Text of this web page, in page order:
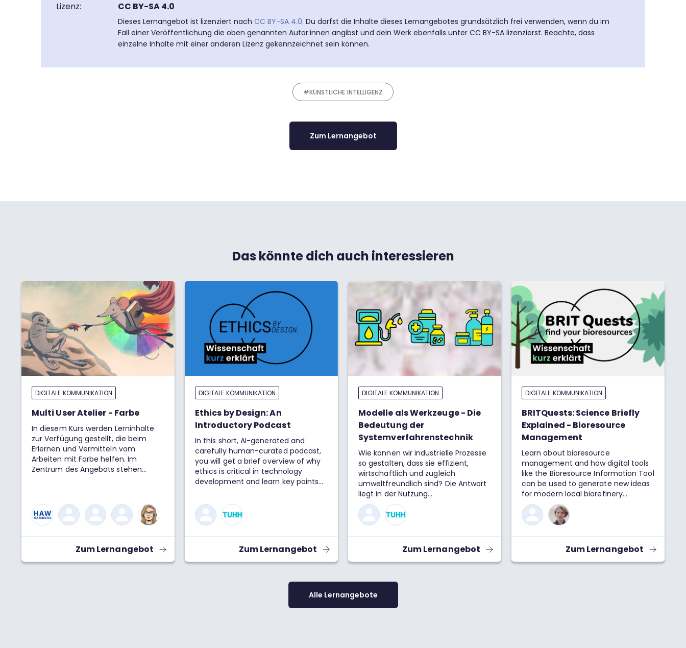
Lizenz:
CC BY-SA 4.0
Dieses Lernangebot ist lizenziert nach CC BY-SA 4.0. Du darfst die Inhalte dieses Lernangebotes grundsätzlich frei verwenden, wenn du im
Fall einer Veröffentlichung die oben genannten Autor:innen angibst und dein Werk ebenfalls unter CC BY-SA lizenzierst. Beachte, dass
einzelne Inhalte mit einer anderen Lizenz gekennzeichnet sein können.
#KÜNSTLICHE INTELLIGENZ
Zum Lernangebot
Das könnte dich auch interessieren
DIGITALE KOMMUNIKATION
Multi User Atelier - Farbe
In diesem Kurs werden Lerninhalte
zur Verfügung gestellt, die beim
Erlernen und Vermitteln vom
Arbeiten mit Farbe helfen. Im
Zentrum des Angebots stehen
gezielte Einsatz von Farbe in Kunst
und Design verbessert wird.
Zum Lernangebot
DIGITALE KOMMUNIKATION
Ethics by Design: An
Introductory Podcast
In this short, AI-generated and
carefully human-curated podcast,
you will get a brief overview of why
ethics is critical in technology
development and learn key points
Design.
Zum Lernangebot
DIGITALE KOMMUNIKATION
Modelle als Werkzeuge - Die
Bedeutung der
Systemverfahrenstechnik
Wie können wir industrielle Prozesse
so gestalten, dass sie effizient,
wirtschaftlich und zugleich
umweltfreundlich sind? Die Antwort
liegt in der Nutzung
mathematischer Modelle. Sie
ermöglichen es, komplexe Systeme
zu verstehen, zu simulieren und zu
optimieren – ein unverzichtbares
Werkzeug für die
Ingenieurwissenschaften.
Insbesondere die
dabei eine Schlüsselrolle. In diesem
Lernangebot erklären kurze Videos,
was man unter
Zum Lernangebot
DIGITALE KOMMUNIKATION
BRITQuests: Science Briefly
Explained - Bioresource
Management
Learn about bioresource
management and how digital tools
like the Bioresource Information Tool
can be used to generate new ideas
for modern local biorefinery
networks. This short track of
"Science Briefly Explained" contains
a podcast that you can listen to
while trying out the interactive
bioresource map. Perfect for
anyone interested in environmental
management, urban planning, or
Zum Lernangebot
Alle Lernangebote